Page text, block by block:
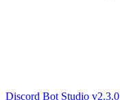
Discord Bot Studio v2.3.0